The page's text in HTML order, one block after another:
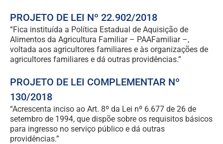
PROJETO DE LEI Nº 22.902/2018
“Fica instituída a Política Estadual de Aquisição de
Alimentos da Agricultura Familiar – PAAFamiliar –,
voltada aos agricultores familiares e às organizações de
agricultores familiares e dá outras providências.”
PROJETO DE LEI COMPLEMENTAR Nº
130/2018
“Acrescenta inciso ao Art. 8º da Lei nº 6.677 de 26 de
setembro de 1994, que dispõe sobre os requisitos básicos
para ingresso no serviço público e dá outras
providências.”